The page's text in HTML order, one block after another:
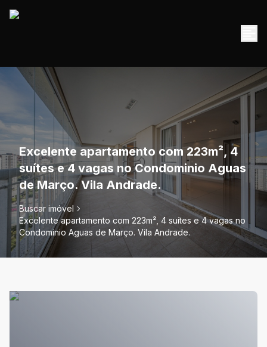
Excelente apartamento com 223m², 4
suítes e 4 vagas no Condominio Aguas
de Março. Vila Andrade.
Buscar imóvel
Excelente apartamento com 223m², 4 suítes e 4 vagas no
Condominio Aguas de Março. Vila Andrade.